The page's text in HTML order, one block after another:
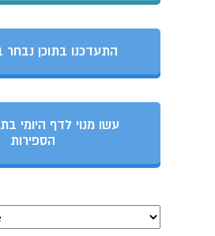
התעדכנו בתוכן נבחר
עשו מנוי לדף היומי
הספירות